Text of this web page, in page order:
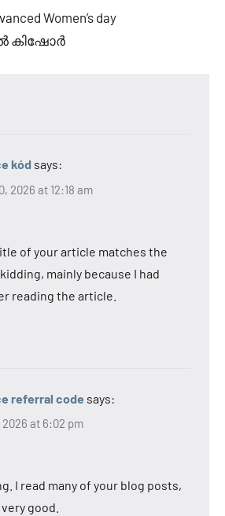
Women’s day
കിഷോർ
kód says:
2026 at 12:18 am
of your article matches the
mainly because I had
reading the article.
referral code says:
2026 at 6:02 pm
I read many of your blog posts,
good.